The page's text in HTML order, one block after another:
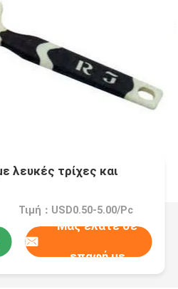
λευκές τρίχες και
Τιμή：USD0.50-5.00/Pc
Μας ελάτε σε
επαφή με